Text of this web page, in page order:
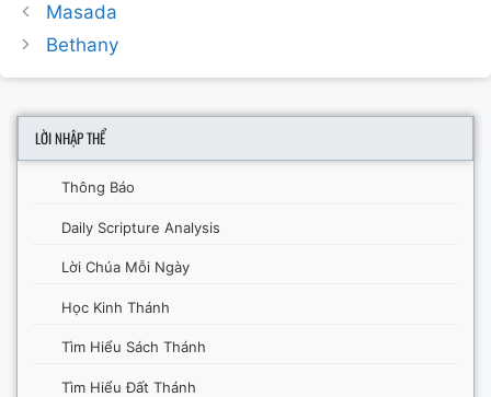
Post
navigation
Masada
Bethany
LỜI NHẬP THỂ
Thông Báo
Daily Scripture Analysis
Lời Chúa Mỗi Ngày
Học Kinh Thánh
Tìm Hiểu Sách Thánh
Tìm Hiểu Đất Thánh